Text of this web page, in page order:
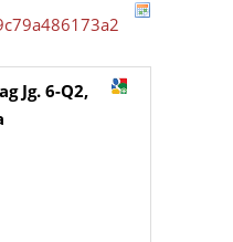
Jg. 6-Q2,